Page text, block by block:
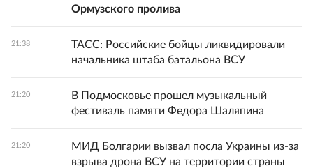
Ормузского пролива
21:38
ТАСС: Российские бойцы ликвидировали
начальника штаба батальона ВСУ
21:20
В Подмосковье прошел музыкальный
фестиваль памяти Федора Шаляпина
21:20
МИД Болгарии вызвал посла Украины из-за
взрыва дрона ВСУ на территории страны